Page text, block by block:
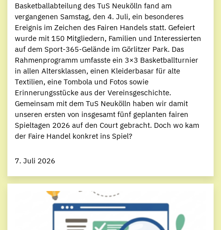
Basketballabteilung des TuS Neukölln fand am
vergangenen Samstag, den 4. Juli, ein besonderes
Ereignis im Zeichen des Fairen Handels statt. Gefeiert
wurde mit 150 Mitgliedern, Familien und Interessierten
auf dem Sport-365-Gelände im Görlitzer Park. Das
Rahmenprogramm umfasste ein 3×3 Basketballturnier
in allen Altersklassen, einen Kleiderbasar für alte
Textilien, eine Tombola und Fotos sowie
Erinnerungsstücke aus der Vereinsgeschichte.
Gemeinsam mit dem TuS Neukölln haben wir damit
unseren ersten von insgesamt fünf geplanten fairen
Spieltagen 2026 auf den Court gebracht. Doch wo kam
der Faire Handel konkret ins Spiel?
7. Juli 2026